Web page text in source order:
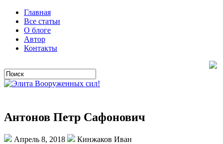
Главная
Все статьи
О блоге
Автор
Контакты
Антонов Петр Сафонович
Апрель 8, 2018
Кинжаков Иван